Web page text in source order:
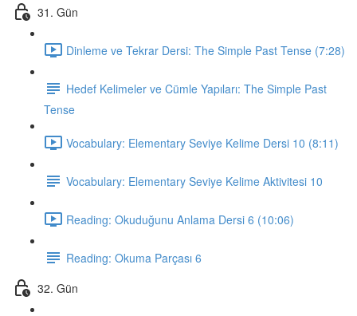
31. Gün
Dinleme ve Tekrar Dersi: The Simple Past Tense (7:28)
Hedef Kelimeler ve Cümle Yapıları: The Simple Past
Tense
Vocabulary: Elementary Seviye Kelime Dersi 10 (8:11)
Vocabulary: Elementary Seviye Kelime Aktivitesi 10
Reading: Okuduğunu Anlama Dersi 6 (10:06)
Reading: Okuma Parçası 6
32. Gün